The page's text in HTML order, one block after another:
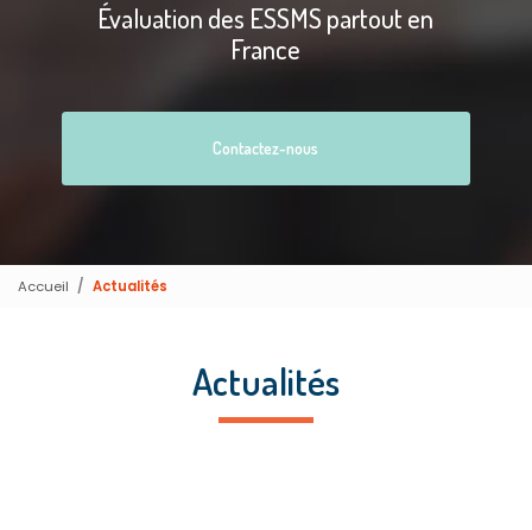
Évaluation des ESSMS partout en
France
Contactez-nous
Accueil Actualités
Actualités